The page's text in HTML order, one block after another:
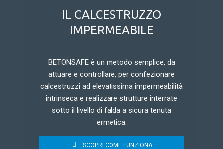
IL CALCESTRUZZO
IMPERMEABILE
BETONSAFE è un metodo semplice, da
attuare e controllare, per confezionare
calcestruzzi ad elevatissima impermeabilità
intrinseca e realizzare strutture interrate
sotto il livello di falda a sicura tenuta
ermetica.
SCOPRI COME FUNZIONA